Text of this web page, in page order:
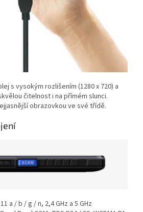
s vysokým rozlišením (1280 x 720) a
čitelnost i na přímém slunci.
obrazovkou ve své třídě.
a / b / g / n, 2,4 GHz a 5 GHz